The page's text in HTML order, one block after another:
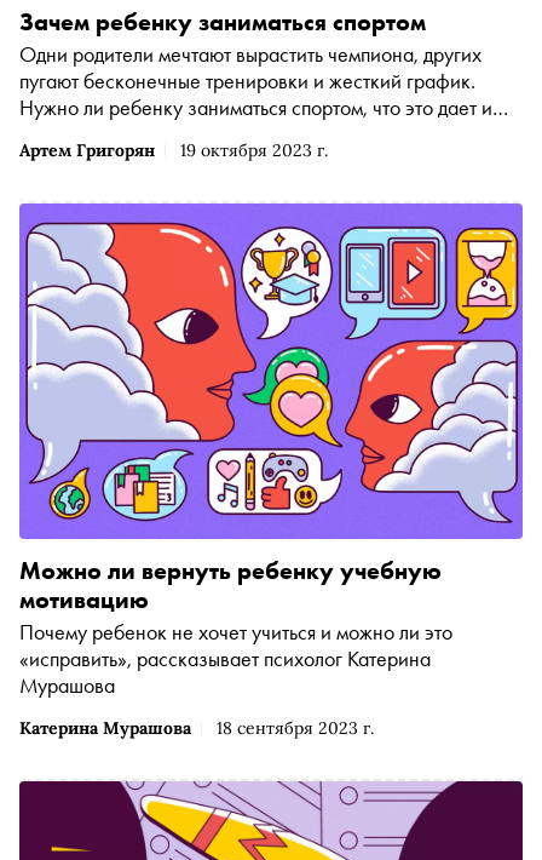
Артем Григорян 19 октября 2023 г.
Зачем ребенку заниматься спортом
Одни родители мечтают вырастить чемпиона, других
пугают бесконечные тренировки и жесткий график.
Нужно ли ребенку заниматься спортом, что это дает и
канала GrigoryOne Артем Григорян
Катерина Мурашова 18 сентября 2023 г.
Можно ли вернуть ребенку учебную
мотивацию
Почему ребенок не хочет учиться и можно ли это
«исправить», рассказывает психолог Катерина
Мурашова